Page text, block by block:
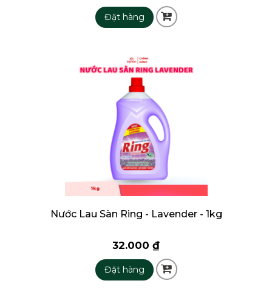
Đặt hàng
Nước Lau Sàn Ring - Lavender - 1kg
32.000 ₫
Đặt hàng